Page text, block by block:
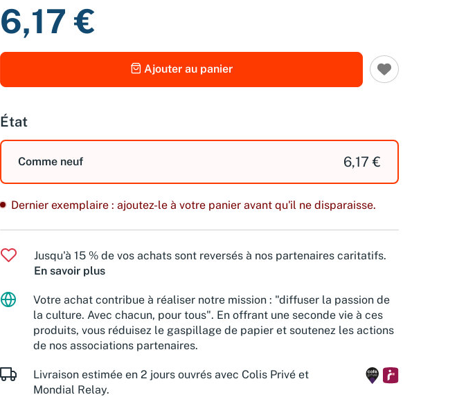
6,17 €
Ajouter au panier
État
Comme neuf 6,17 €
Dernier exemplaire : ajoutez-le à votre panier avant qu'il ne disparaisse.
Jusqu'à 15 % de vos achats sont reversés à nos partenaires caritatifs.
En savoir plus
Votre achat contribue à réaliser notre mission : "diffuser la passion de
la culture. Avec chacun, pour tous". En offrant une seconde vie à ces
produits, vous réduisez le gaspillage de papier et soutenez les actions
de nos associations partenaires.
Livraison estimée en 2 jours ouvrés avec Colis Privé et
Mondial Relay.